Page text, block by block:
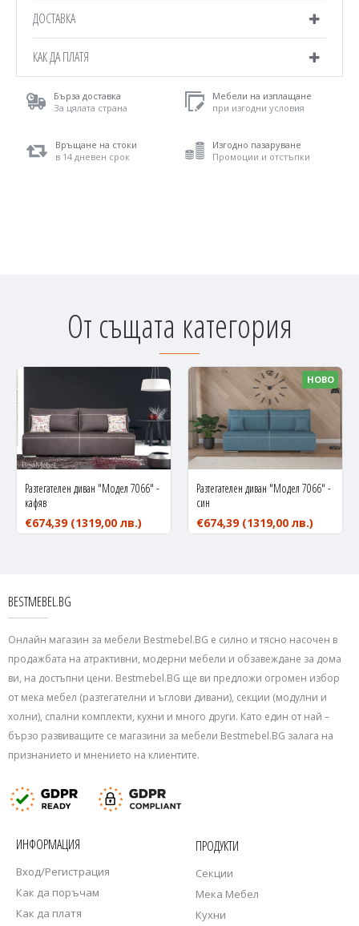
Бърза доставка
За цялата страна
Мебели на изплащане
при изгодни условия
Връщане на стоки
в 14 дневен срок
Изгодно пазаруване
Промоции и отстъпки
ДОСТАВКА
КАК ДА ПЛАТЯ
От същата категория
Разтегателен диван "Модел 7066" -
кафяв
€674,39 (1319,00 лв.)
НОВО
Разтегателен диван "Модел 7066" -
син
€674,39 (1319,00 лв.)
BESTMEBEL.BG
Онлайн магазин за мебели Bestmebel.BG е силно и тясно насочен в
продажбата на атрактивни, модерни мебели и обзавеждане за дома
ви, на достъпни цени. Bestmebel.BG ще ви предложи огромен избор
от мека мебел (разтегателни и ъглови дивани), секции (модулни и
холни), спални комплекти, кухни и много други. Като един от най –
бързо развиващите се магазини за мебели Bestmebel.BG залага на
признанието и мнението на клиентите.
ИНФОРМАЦИЯ
Вход/Регистрация
Как да поръчам
Как да платя
ПРОДУКТИ
Секции
Мека Мебел
Кухни